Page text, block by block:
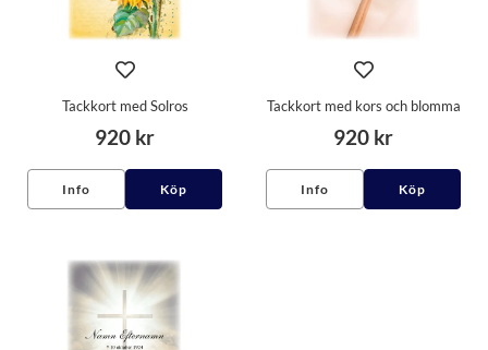
Tackkort med Solros
920 kr
Info Köp
Tackkort med kors och blomma
920 kr
Info Köp